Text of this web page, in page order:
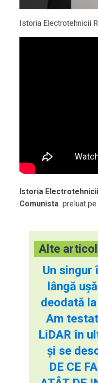
Istoria Electrotehnicii
Istoria
Comunista preluat
Alte
Un singur
lângă
deodată
Am
LiDAR în
și se
DE CE